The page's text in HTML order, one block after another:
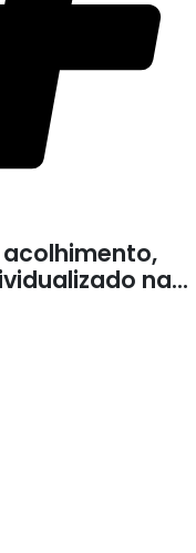
acolhimento,
na